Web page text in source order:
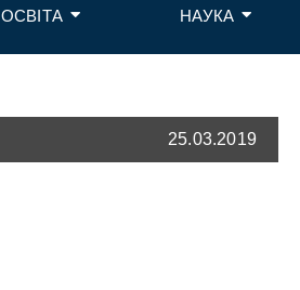
ОСВІТА НАУКА
25.03.2019